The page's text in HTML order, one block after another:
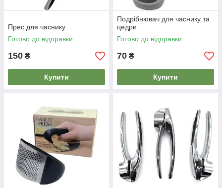
Прес для часнику
Готово до відправки
150 ₴
Купити
Подрібнювач для часнику та
цедри
Готово до відправки
70 ₴
Купити